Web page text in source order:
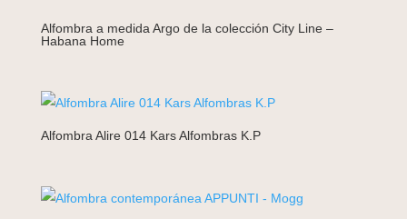
Alfombra a medida Argo de la colección City Line –
Habana Home
Alfombra Alire 014 Kars Alfombras K.P